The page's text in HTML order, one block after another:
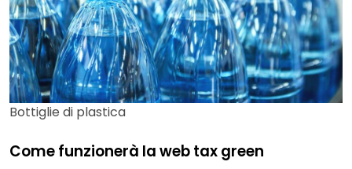
Bottiglie di plastica
Come funzionerà la web tax green